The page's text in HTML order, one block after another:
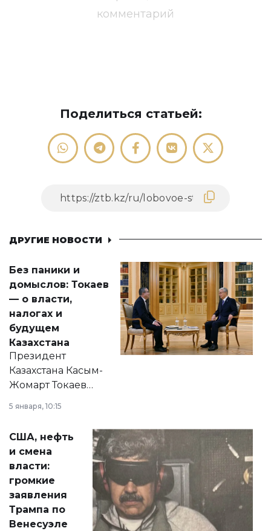
комментарий
Поделиться статьей:
ДРУГИЕ НОВОСТИ
Без паники и
домыслов: Токаев
— о власти,
налогах и
будущем
Казахстана
Президент
Казахстана Касым-
Жомарт Токаев
сразу несколько
актуальных тем —
от слухов о
политических
реформах до
вопросов армии,
экономики и
личного здоровья.
5 января, 10:15
США, нефть
и смена
власти:
громкие
заявления
Трампа по
Венесуэле